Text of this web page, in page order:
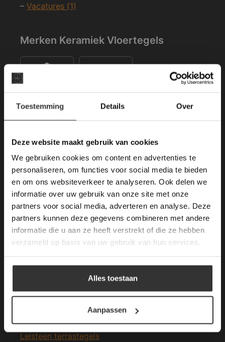
Toestemming Details Over
Deze website maakt gebruik van cookies
We gebruiken cookies om content en advertenties te
personaliseren, om functies voor social media te bieden
en om ons websiteverkeer te analyseren. Ook delen we
informatie over uw gebruik van onze site met onze
partners voor social media, adverteren en analyse. Deze
partners kunnen deze gegevens combineren met andere
informatie die u aan ze heeft verstrekt of die ze hebben
verzameld op basis van uw gebruik van hun services.
Alles toestaan
Aanpassen
– Vacatures (1)
Merken Keramiek Vloertegels
Merken Keramiek Terrastegels
Merken Glasmozaïek
Meeste Gezochte Natuursteen
Natuursteen vloeren
Terrastegels
Leisteen terrastegels
Deze website maakt
gebruik van cookies.
This Cookie Banner was deleted and is no
longer working. Please contact the website
administrator.
Deze website gebruikt cookies om de
gebruikerservaring te verbeteren. Door
gebruik te maken van onze website geeft u
toestemming voor alle cookies in
overeenstemming met ons cookiebeleid.Lees
verder
ALLES ACCEPTEREN
ALLES AFWIJZEN
DETAILS WEERGEVEN